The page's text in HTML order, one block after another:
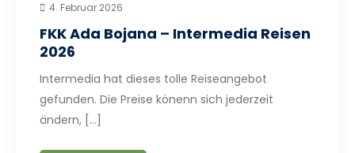
4. Februar 2026
FKK Ada Bojana – Intermedia Reisen
2026
Intermedia hat dieses tolle Reiseangebot
gefunden. Die Preise könenn sich jederzeit
ändern, […]